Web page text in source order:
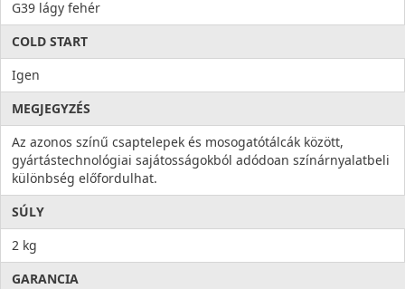
G39 lágy fehér
COLD START
Igen
MEGJEGYZÉS
Az azonos színű csaptelepek és mosogatótálcák között,
gyártástechnológiai sajátosságokból adódoan színárnyalatbeli
különbség előfordulhat.
SÚLY
2 kg
GARANCIA